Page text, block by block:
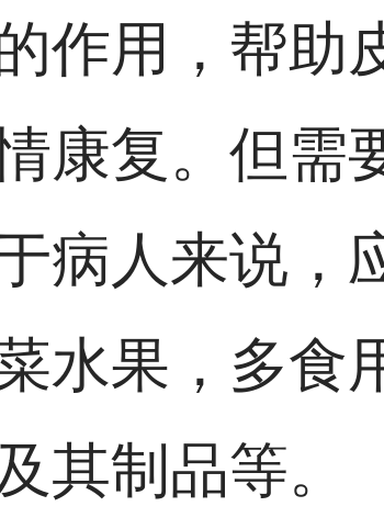
作用，帮助
康复。但需
病人来说，
水果，多食
其制品等。